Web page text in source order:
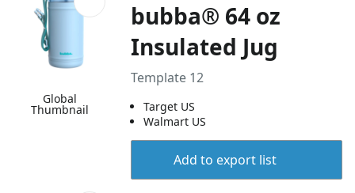
Global
Thumbnail
bubba® 64 oz
Insulated Jug
Template 12
Target US
Walmart US
Add to export list